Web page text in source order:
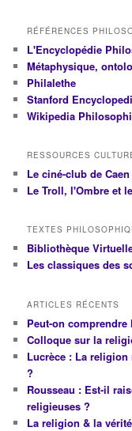
RÉFÉRENCES
L'Encyclopédie
Métaphysique,
Philalethe
Stanford
Wikipedia
RESSOURCES
Le ciné-club de Caen
Le Troll, l'Ombre et
TEXTES
Bibliothèque
Les classiques des
ARTICLES RÉCENTS
Peut-on
Colloque sur la
Lucrèce : La religion
?
Rousseau : Est-il
religieuses ?
La religion & la vérité